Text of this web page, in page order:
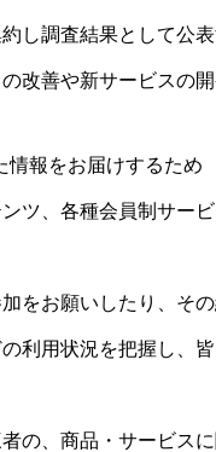
し調査結果として公
改善や新サービスの
情報をお届けするため
ツ、各種会員制サー
をお願いしたり、そ
利用状況を把握し、
の、商品・サービス